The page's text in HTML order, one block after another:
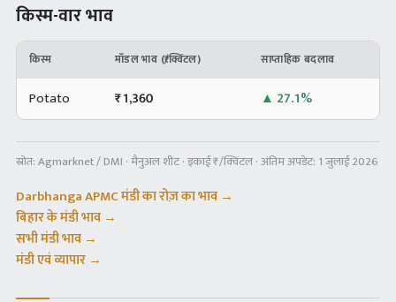
किस्म-वार भाव
किस्म मॉडल भाव (₹/क्विंटल) साप्ताहिक बदलाव
Potato ₹1,360 ▲ 27.1%
स्रोत:Agmarknet / DMI · मैनुअल शीट· इकाई ₹/क्विंटल · अंतिम अपडेट: 1 जुलाई 2026
Darbhanga APMCमंडी का रोज़ का भाव →
बिहारके मंडी भाव →
सभी मंडी भाव →
मंडी एवं व्यापार →